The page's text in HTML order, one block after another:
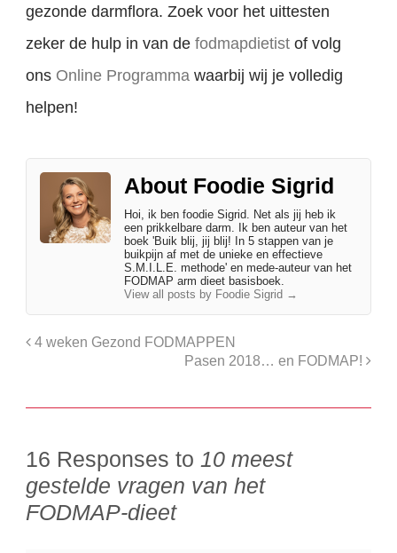
gezonde darmflora. Zoek voor het uittesten
zeker de hulp in van defodmapdietist of volg
ons Online Programma waarbij wij je volledig
helpen!
About Foodie Sigrid
Hoi, ik ben foodie Sigrid. Net als jij heb ik
een prikkelbare darm. Ik ben auteur van het
boek 'Buik blij, jij blij! In 5 stappen van je
buikpijn af met de unieke en effectieve
S.M.I.L.E. methode' en mede-auteur van het
FODMAP arm dieet basisboek.
View all posts by Foodie Sigrid →
4 weken Gezond FODMAPPEN
Pasen 2018… en FODMAP!
16 Responses to 10 meest
gestelde vragen van het
FODMAP-dieet